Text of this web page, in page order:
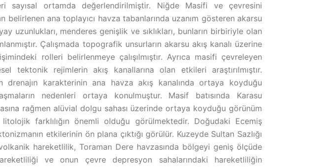
sayısal ortamda değerlendirilmiştir. Niğde Masifi ve çevresini
ana toplayıcı havza tabanlarında uzanım gösteren akarsu
uzunlukları, menderes genişlik ve sıklıkları, bunların birbiriyle olan
Çalışmada topografik unsurların akarsu akış kanalı üzerine
rolleri belirlenmeye çalışılmıştır. Ayrıca masifi çevreleyen
tektonik rejimlerin akış kanallarına olan etkileri araştırılmıştır.
drenajın karakterinin ana havza akış kanalında ortaya koyduğu
nedenleri ortaya konulmuştur. Masif batısında Karasu
rağmen alüvial dolgu sahası üzerinde ortaya koyduğu görünüm
farklılığın önemli olduğu görülmektedir. Doğudaki Ecemiş
etkilerinin ön plana çıktığı görülür. Kuzeyde Sultan Sazlığı
hareketlilik, Toraman Dere havzasında bölgeyi geniş ölçüde
ve onun çevre depresyon sahalarındaki hareketliliğin